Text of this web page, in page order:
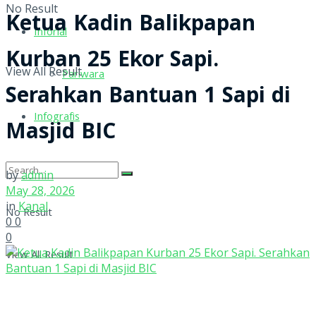
Inforial
Pariwara
Infografis
No Result
View All Result
No Result
View All Result
Ketua Kadin Balikpapan
Kurban 25 Ekor Sapi.
Serahkan Bantuan 1 Sapi di
Masjid BIC
byadmin
May 28, 2026
in Kanal
0 0
0